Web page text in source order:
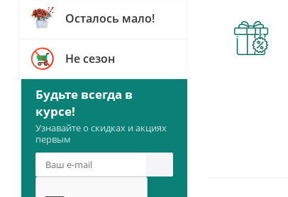
Осталось мало!
Не сезон
Будьте всегда в
курсе!
Узнавайте о скидках и акциях
первым